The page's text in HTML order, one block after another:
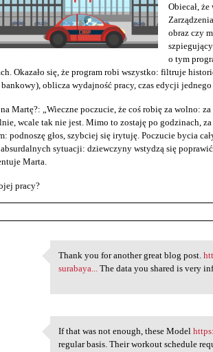
Obiecał,
obraz czy
o tym
Okazało się, że program robi wszystko: filtruje
oblicza wydajność pracy, czas edycji
Martę?: „Wieczne poczucie, że coś robię za wolno:
wcale tak nie jest. Mimo to zostaję po godzinach,
podnoszę głos, szybciej się irytuję. Poczucie bycia
sytuacji: dziewczyny wstydzą się
Marta.
pracy?
Thank you for another great
Thank you for another great blog post.
surabaya... The data you shared is very
If that was not enough, these
If that was not enough, these Model
regular basis. Their workout schedule